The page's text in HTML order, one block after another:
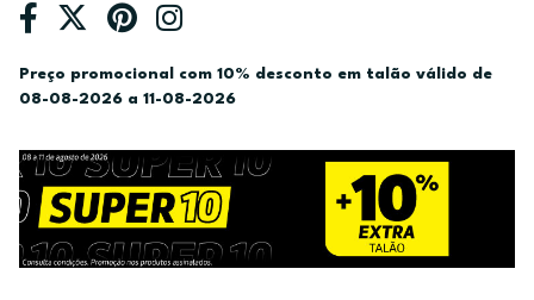
Preço promocional com 10% desconto em talão válido de
08-08-2026 a 11-08-2026